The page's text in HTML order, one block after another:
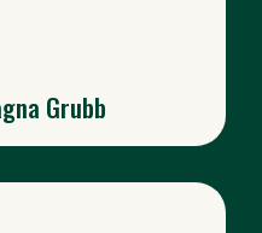
Grubb